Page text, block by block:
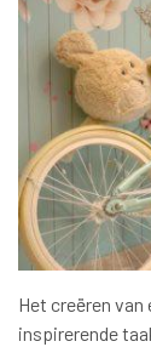
Het creëren van
inspirerende